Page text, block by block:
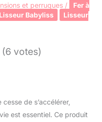
et perruques /
Fer à
Lisseur Babyliss
Lisseur
votes)
de s’accélérer,
est essentiel. Ce produit